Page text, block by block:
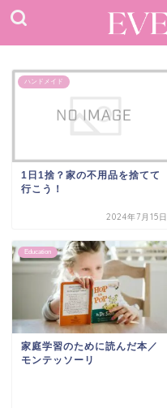
ハンドメイド
1日1捨？家の不用品を捨てて
行こう！
2024年7月15日
Education
家庭学習のために読んだ本／
モンテッソーリ